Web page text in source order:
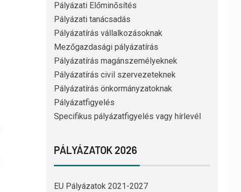
Pályázati Előminősítés
Pályázati tanácsadás
Pályázatírás vállalkozásoknak
Mezőgazdasági pályázatírás
Pályázatírás magánszemélyeknek
Pályázatírás civil szervezeteknek
Pályázatírás önkormányzatoknak
Pályázatfigyelés
Specifikus pályázatfigyelés vagy hírlevél
PÁLYÁZATOK 2026
EU Pályázatok 2021-2027